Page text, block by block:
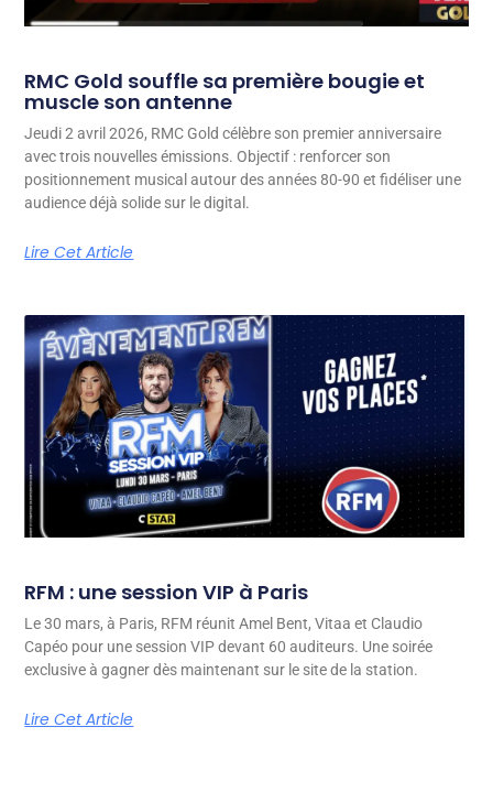
RMC Gold souffle sa première bougie et
muscle son antenne
Jeudi 2 avril 2026, RMC Gold célèbre son premier anniversaire
avec trois nouvelles émissions. Objectif : renforcer son
positionnement musical autour des années 80-90 et fidéliser une
audience déjà solide sur le digital.
Lire Cet Article
RFM : une session VIP à Paris
Le 30 mars, à Paris, RFM réunit Amel Bent, Vitaa et Claudio
Capéo pour une session VIP devant 60 auditeurs. Une soirée
exclusive à gagner dès maintenant sur le site de la station.
Lire Cet Article